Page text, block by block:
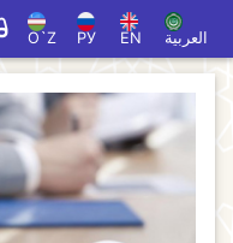
O`Z РУ EN العربية